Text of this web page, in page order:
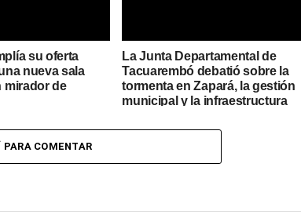
su oferta
nueva sala
mirador de
La Junta Departamental de
Tacuarembó debatió sobre la
tormenta en Zapará, la gestión
municipal y la infraestructura
PARA COMENTAR